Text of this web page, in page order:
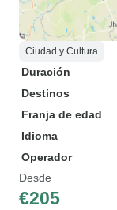
Ciudad y Cultura
Duración
Destinos
Franja de edad
Idioma
Operador
Desde
€205